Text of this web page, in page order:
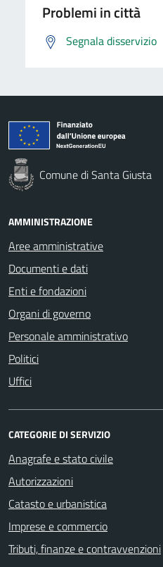
Problemi in città
Segnala disservizio
Comune di Santa Giusta
AMMINISTRAZIONE
Aree amministrative
Documenti e dati
Enti e fondazioni
Organi di governo
Personale amministrativo
Politici
Uffici
CATEGORIE DI SERVIZIO
Anagrafe e stato civile
Autorizzazioni
Catasto e urbanistica
Imprese e commercio
Tributi, finanze e contravvenzioni